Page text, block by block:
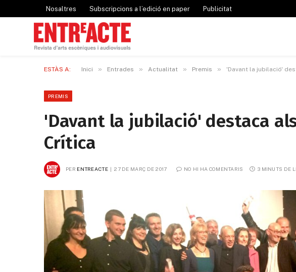
Nosaltres Subscripcions a l’edició en paper Publicitat
ESTÀS A: Inici » Entrades » Actualitat » Premis » 'Davant la jubilació'
PREMIS
'Davant la jubilació' destaca
Crítica
PER ENTREACTE 27 DE MARÇ DE 2017 NO HI HA COMENTARIS 3 MINUTS DE